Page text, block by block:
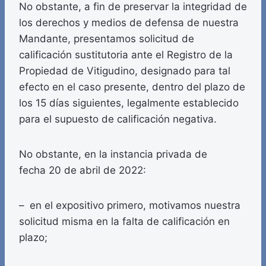
No obstante, a fin de preservar la integridad de
los derechos y medios de defensa de nuestra
Mandante, presentamos solicitud de
calificación sustitutoria ante el Registro de la
Propiedad de Vitigudino, designado para tal
efecto en el caso presente, dentro del plazo de
los 15 días siguientes, legalmente establecido
para el supuesto de calificación negativa.
No obstante, en la instancia privada de
fecha 20 de abril de 2022:
– en el expositivo primero, motivamos nuestra
solicitud misma en la falta de calificación en
plazo;